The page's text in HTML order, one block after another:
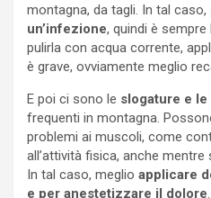
montagna, da tagli. In tal caso,
un’infezione, quindi è
pulirla con acqua corrente,
è grave, ovviamente meglio
E poi ci sono le slogature e
frequenti in montagna.
problemi ai muscoli, come
all’attività fisica, anche
In tal caso, meglio applicare
e per anestetizzare il dolore